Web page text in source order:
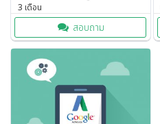
3 เดือน
สอบถาม